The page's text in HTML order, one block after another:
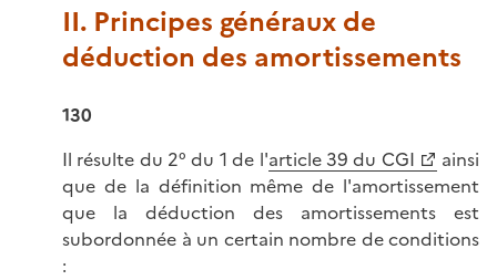
II. Principes généraux de
déduction des amortissements
130
Il résulte du 2° du 1 de l'article 39 du CGI
ainsi
que de la définition même de l'amortissement
que la déduction des amortissements est
subordonnée à un certain nombre de conditions
: